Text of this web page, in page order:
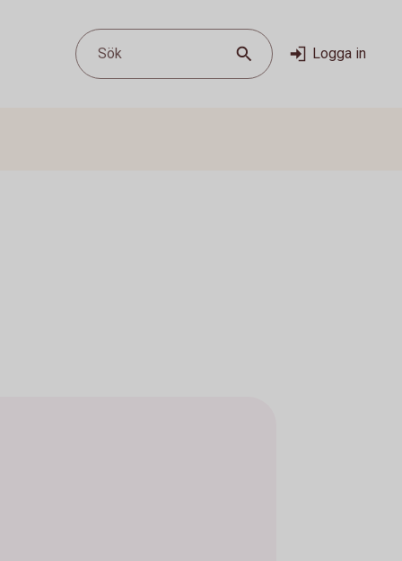
Sök Logga in